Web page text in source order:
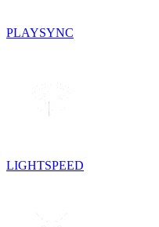
PLAYSYNC
LIGHTSPEED